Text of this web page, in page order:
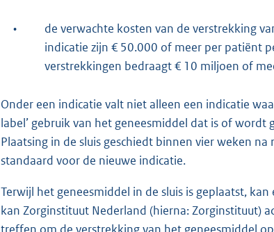
•
de verwachte kosten van de verstrekking
indicatie zijn € 50.000 of meer per patiënt
verstrekkingen bedraagt € 10 miljoen of
Onder een indicatie valt niet alleen een indicatie
label’ gebruik van het geneesmiddel dat is of
Plaatsing in de sluis geschiedt binnen vier weken
standaard voor de nieuwe indicatie.
Terwijl het geneesmiddel in de sluis is geplaatst,
kan Zorginstituut Nederland (hierna: Zorginstituut)